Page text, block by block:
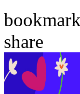
bookmark
share